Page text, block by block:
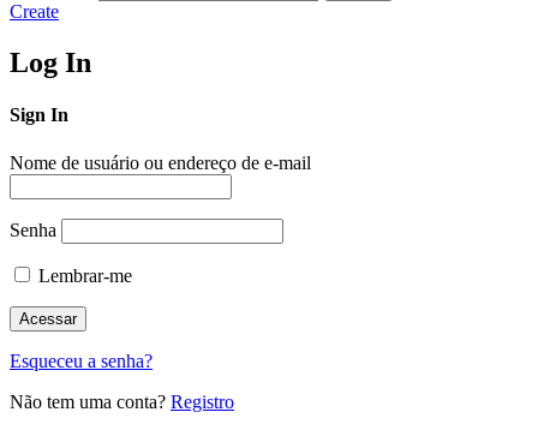
Create
Log In
Sign In
Nome de usuário ou endereço de e-mail
Senha
Lembrar-me
Esqueceu a senha?
Não tem uma conta? Registro